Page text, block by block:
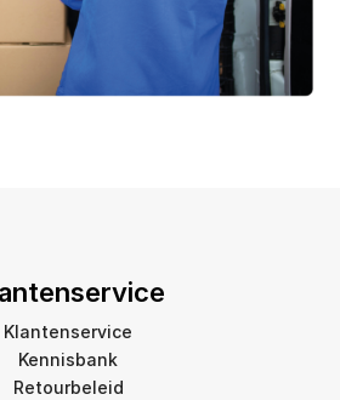
Klantenservice
Kennisbank
Retourbeleid